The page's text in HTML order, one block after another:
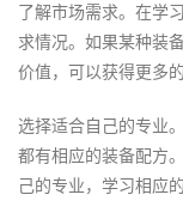
了解市场需求。在学
求情况。如果某种装
价值，可以获得更多的
选择适合自己的专业
都有相应的装备配方
己的专业，学习相应的